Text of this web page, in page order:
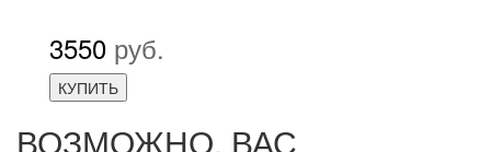
3550 руб.
КУПИТЬ
ВОЗМОЖНО, ВАС